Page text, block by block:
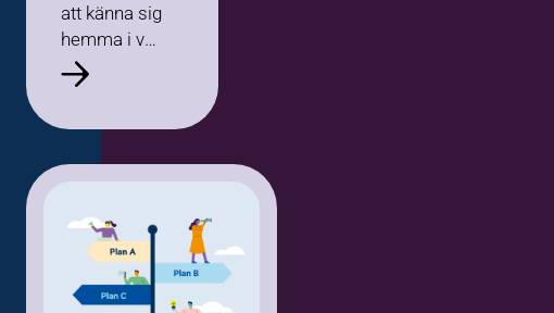
att känna sig
hemma i vår
verksamhet?
Har du
barngrupp
mycket
spring i
benen,…